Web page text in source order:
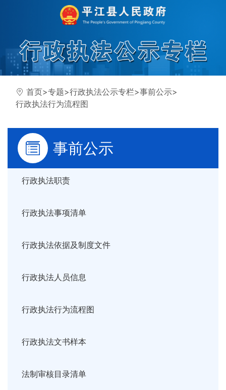
首页>专题>行政执法公示专栏>事前公示>
行政执法行为流程图
事前公示
行政执法职责
行政执法事项清单
行政执法依据及制度文件
行政执法人员信息
行政执法行为流程图
行政执法文书样本
法制审核目录清单